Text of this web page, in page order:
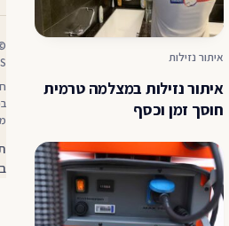
איתור נזילות
איתור נזילות במצלמה טרמית
חוסך זמן וכסף